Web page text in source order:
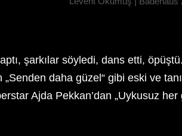
şarkılar söyledi, dans etti,
„Senden daha güzel“ gibi eski ve
Ajda Pekkan’dan „Uykusuz